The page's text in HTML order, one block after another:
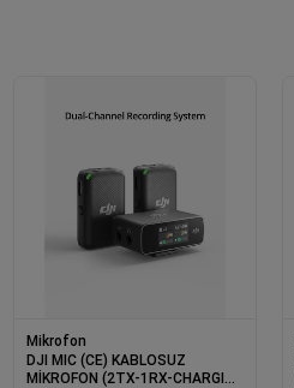
Mikrofon
DJI MIC (CE) KABLOSUZ
MİKROFON (2TX-1RX-CHARGING